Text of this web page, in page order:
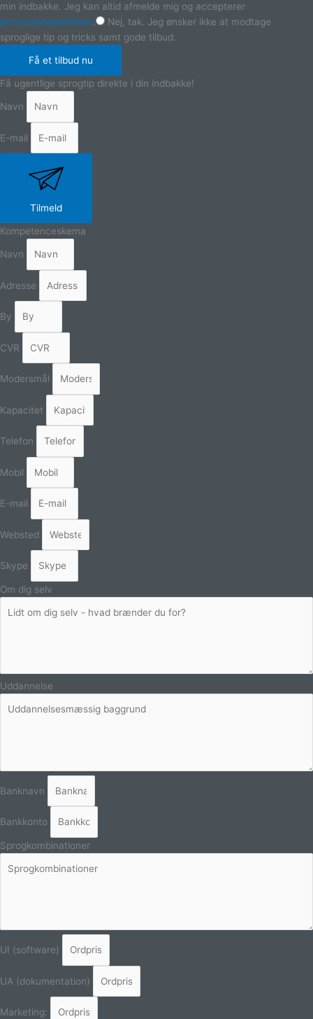
min indbakke. Jeg kan altid afmelde mig og accepterer
persondatapolitikken.
Nej, tak. Jeg ønsker ikke at modtage
sproglige tip og tricks samt gode tilbud.
Få et tilbud nu
Få ugentlige sprogtip direkte i din indbakke!
Navn
E-mail
Tilmeld
Kompetenceskema
Navn
Adresse
By
CVR
Modersmål
Kapacitet
Telefon
Mobil
E-mail
Websted
Skype
Om dig selv
Uddannelse
Banknavn
Bankkonto
Sprogkombinationer
UI (software)
UA (dokumentation)
Marketing: